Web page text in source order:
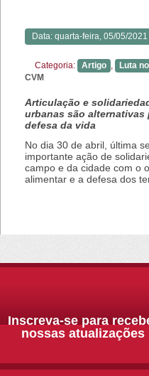
Data: quarta-feira, 05/05/2021
Categoria: Artigo , Luta
CVM
Articulação e
urbanas são
defesa da vida
No dia 30 de abril, última
importante ação de
campo e da cidade com o
alimentar e a defesa dos
Inscreva-se para
nossas atualizações